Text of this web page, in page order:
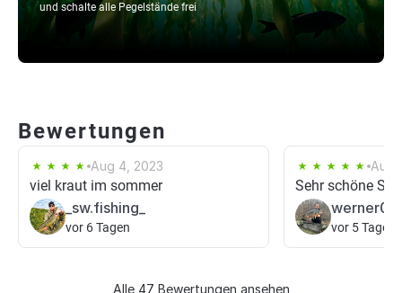
und schalte alle Pegelstände frei
Bewertungen
Aug 4, 2023
viel kraut im sommer
_sw.fishing_
vor 6 Tagen
Aug
Sehr schöne
vor 5 Tagen
Alle 47 Bewertungen ansehen